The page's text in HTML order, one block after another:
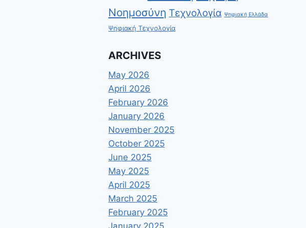
Νοημοσύνη Τεχνολογία Ψηφιακή Ελλάδα
Ψηφιακή Τεχνολογία
ARCHIVES
May 2026
April 2026
February 2026
January 2026
November 2025
October 2025
June 2025
May 2025
April 2025
March 2025
February 2025
January 2025